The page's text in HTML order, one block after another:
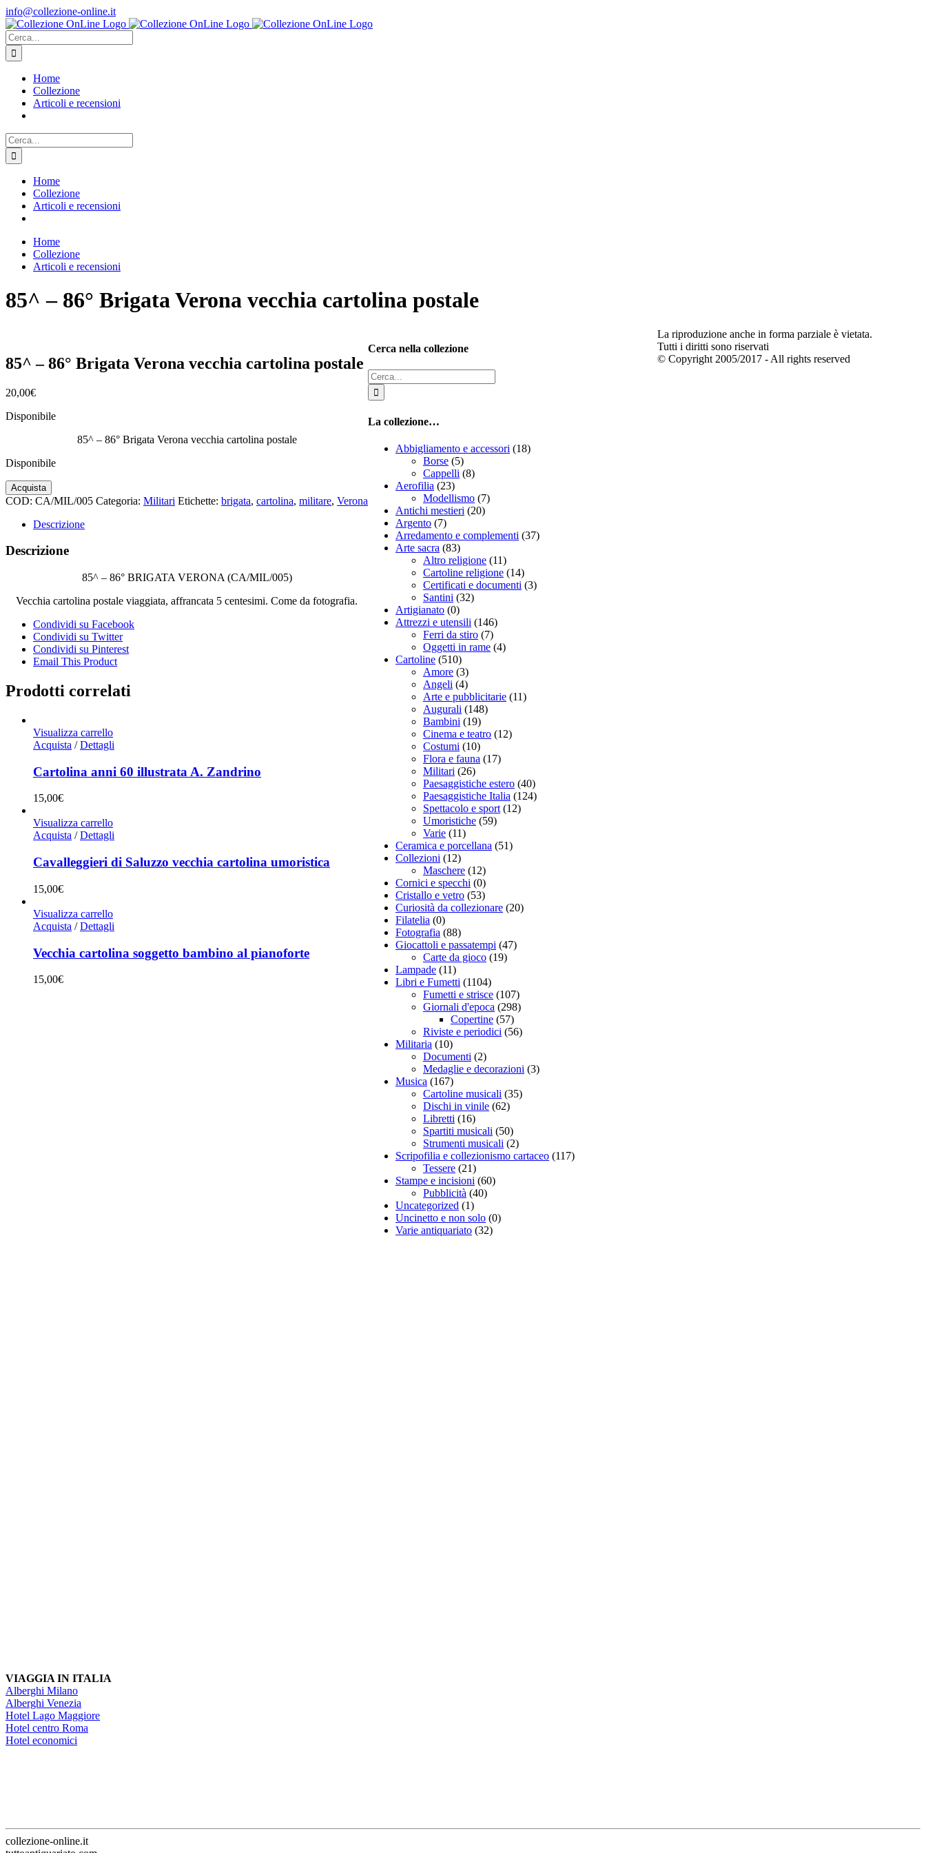
Salta
al
contenuto
info@collezione-online.it
Cerca
per:
Home
Collezione
Articoli e recensioni
Cerca
per:
Home
Collezione
Articoli e recensioni
Home
Collezione
Articoli e recensioni
85^ – 86° Brigata Verona vecchia cartolina postale
85^ – 86° Brigata Verona vecchia cartolina postale
20,00€
Disponibile
85^ – 86° Brigata Verona vecchia cartolina postale
Disponibile
85^
-
Brigata
vecchia
Acquista
COD: CA/MIL/005 Categoria: Militari Etichette: brigata, cartolina, militare, Verona
Descrizione
Descrizione
85^ – 86° BRIGATA VERONA (CA/MIL/005)
Vecchia cartolina postale viaggiata, affrancata 5 centesimi. Come da fotografia.
Condividi su Facebook
Condividi su Twitter
Condividi su Pinterest
Email This Product
Prodotti correlati
Visualizza carrello
Acquista / Dettagli
Cartolina anni 60 illustrata A. Zandrino
15,00€
Visualizza carrello
Acquista / Dettagli
Cavalleggieri di Saluzzo vecchia cartolina umoristica
15,00€
Visualizza carrello
Acquista / Dettagli
Vecchia cartolina soggetto bambino al pianoforte
15,00€
Cerca nella collezione
Cerca
per:
La collezione…
Abbigliamento e accessori (18)
Borse (5)
Cappelli (8)
Aerofilia (23)
Modellismo (7)
Antichi mestieri (20)
Argento (7)
Arredamento e complementi (37)
Arte sacra (83)
Altro religione (11)
Cartoline religione (14)
Certificati e documenti (3)
Santini (32)
Artigianato (0)
Attrezzi e utensili (146)
Ferri da stiro (7)
Oggetti in rame (4)
Cartoline (510)
Amore (3)
Angeli (4)
Arte e pubblicitarie (11)
Augurali (148)
Bambini (19)
Cinema e teatro (12)
Costumi (10)
Flora e fauna (17)
Militari (26)
Paesaggistiche estero (40)
Paesaggistiche Italia (124)
Spettacolo e sport (12)
Umoristiche (59)
Varie (11)
Ceramica e porcellana (51)
Collezioni (12)
Maschere (12)
Cornici e specchi (0)
Cristallo e vetro (53)
Curiosità da collezionare (20)
Filatelia (0)
Fotografia (88)
Giocattoli e passatempi (47)
Carte da gioco (19)
Lampade (11)
Libri e Fumetti (1104)
Fumetti e strisce (107)
Giornali d'epoca (298)
Copertine (57)
Riviste e periodici (56)
Militaria (10)
Documenti (2)
Medaglie e decorazioni (3)
Musica (167)
Cartoline musicali (35)
Dischi in vinile (62)
Libretti (16)
Spartiti musicali (50)
Strumenti musicali (2)
Scripofilia e collezionismo cartaceo (117)
Tessere (21)
Stampe e incisioni (60)
Pubblicità (40)
Uncategorized (1)
Uncinetto e non solo (0)
Varie antiquariato (32)
La riproduzione anche in forma parziale è vietata.
Tutti i diritti sono riservati
© Copyright 2005/2017 - All rights reserved
VIAGGIA IN ITALIA
Alberghi Milano
Alberghi Venezia
Hotel Lago Maggiore
Hotel centro Roma
Hotel economici
collezione-online.it